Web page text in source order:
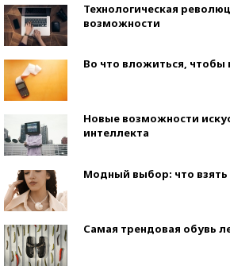
Технологическая
возможности
Во что вложиться, чтобы
Новые возможности
интеллекта
Модный выбор: что взять
Самая трендовая обувь